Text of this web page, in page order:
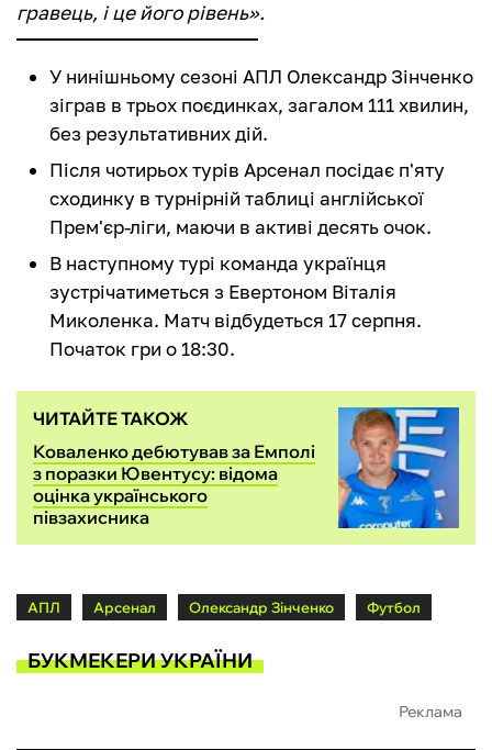
гравець, і це його рівень».
У нинішньому сезоні АПЛ Олександр Зінченко
зіграв в трьох поєдинках, загалом 111 хвилин,
без результативних дій.
Після чотирьох турів Арсенал посідає п'яту
сходинку в турнірній таблиці англійської
Прем'єр-ліги, маючи в активі десять очок.
В наступному турі команда українця
зустрічатиметься з Евертоном Віталія
Миколенка. Матч відбудеться 17 серпня.
Початок гри о 18:30.
ЧИТАЙТЕ ТАКОЖ
Коваленко дебютував за Емполі
з поразки Ювентусу: відома
оцінка українського
півзахисника
АПЛ Арсенал Олександр Зінченко Футбол
БУКМЕКЕРИ УКРАЇНИ
Реклама